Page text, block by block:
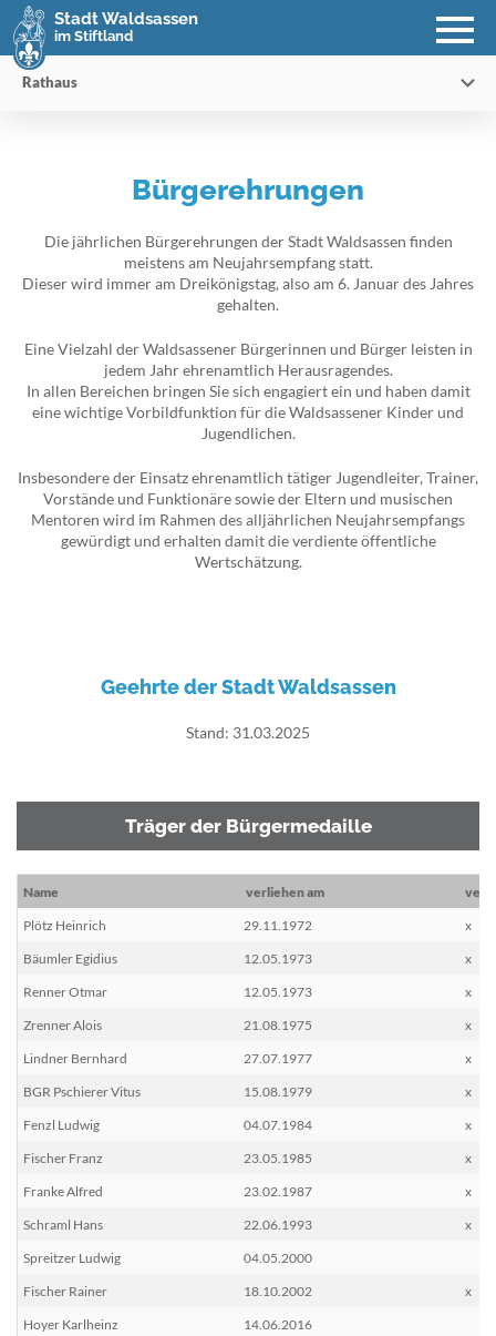
Stadt Waldsassen
im Stiftland
Rathaus
Bürgerehrungen
Die jährlichen Bürgerehrungen der Stadt Waldsassen finden
meistens am Neujahrsempfang statt.
Dieser wird immer am Dreikönigstag, also am 6. Januar des Jahres
gehalten.
Eine Vielzahl der Waldsassener Bürgerinnen und Bürger leisten in
jedem Jahr ehrenamtlich Herausragendes.
In allen Bereichen bringen Sie sich engagiert ein und haben damit
eine wichtige Vorbildfunktion für die Waldsassener Kinder und
Jugendlichen.
Insbesondere der Einsatz ehrenamtlich tätiger Jugendleiter, Trainer,
Vorstände und Funktionäre sowie der Eltern und musischen
Mentoren wird im Rahmen des alljährlichen Neujahrsempfangs
gewürdigt und erhalten damit die verdiente öffentliche
Wertschätzung.
Geehrte der Stadt Waldsassen
Stand: 31.03.2025
Träger der Bürgermedaille
Name verliehen am
Plötz Heinrich
29.11.1972
x
Bäumler Egidius
12.05.1973
x
Renner Otmar
12.05.1973
x
Zrenner Alois
21.08.1975
x
Lindner Bernhard
27.07.1977
x
BGR Pschierer Vitus
15.08.1979
x
Fenzl Ludwig
04.07.1984
x
Fischer Franz
23.05.1985
x
Franke Alfred
23.02.1987
x
Schraml Hans
22.06.1993
x
Spreitzer Ludwig
04.05.2000
Fischer Rainer
18.10.2002
x
Hoyer Karlheinz
14.06.2016